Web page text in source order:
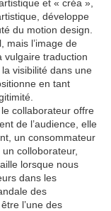
et « créa »,
développe
du motion design.
mais l’image de
vulgaire traduction
visibilité dans une
en tant
collaborateur offre
de l’audience, elle
un consommateur
colloborateur,
lorsque nous
dans les
des
l’une des